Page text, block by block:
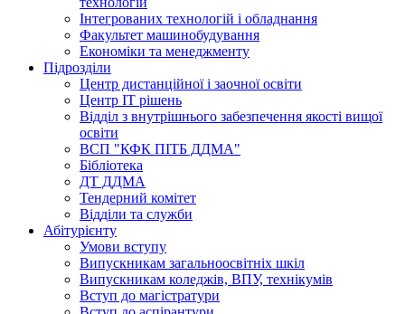
Інтегрованих технологій і обладнання
Факультет машинобудування
Економіки та менеджменту
Підрозділи
Центр дистанційної і заочної освіти
Центр ІТ рішень
Відділ з внутрішнього забезпечення якості вищої
освіти
ВСП "КФК ПІТБ ДДМА"
Бібліотека
ДТ ДДМА
Тендерний комітет
Відділи та служби
Абітурієнту
Умови вступу
Випускникам загальноосвітніх шкіл
Випускникам коледжів, ВПУ, технікумів
Вступ до магістратури